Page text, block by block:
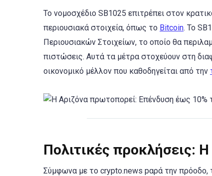
Το νομοσχέδιο SB1025 επιτρέπει στον
περιουσιακά στοιχεία, όπως το Bitcoin. Το
Περιουσιακών Στοιχείων, το οποίο θα
πιστώσεις. Αυτά τα μέτρα στοχεύουν στη
οικονομικό μέλλον που καθοδηγείται από την
Πολιτικές προκλήσεις:
Σύμφωνα με το crypto.news pαρά την πρόοδο,